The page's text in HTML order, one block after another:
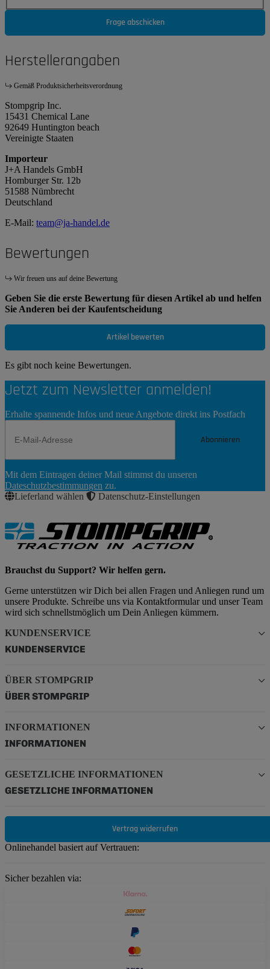
Frage abschicken
Herstellerangaben
Gemäß Produktsicherheitsverordnung
Stompgrip Inc.
15431 Chemical Lane
92649 Huntington beach
Vereinigte Staaten
Importeur
J+A Handels GmbH
Homburger Str. 12b
51588 Nümbrecht
Deutschland
E-Mail: team@ja-handel.de
Bewertungen
Wir freuen uns auf deine Bewertung
Geben Sie die erste Bewertung für diesen Artikel ab und helfen
Sie Anderen bei der Kaufentscheidung
Artikel bewerten
Es gibt noch keine Bewertungen.
Jetzt zum Newsletter anmelden!
Erhalte spannende Infos und neue Angebote direkt ins Postfach
Abonnieren
Abonnieren
Mit dem Eintragen deiner Mail stimmst du unseren
Dateschutzbestimmungen zu.
Lieferland wählen
Datenschutz-Einstellungen
Brauchst du Support? Wir helfen gern.
Gerne unterstützen wir Dich bei allen Fragen und Anliegen rund um
unsere Produkte. Schreibe uns via Kontaktformular und unser Team
wird sich schnellstmöglich um Dein Anliegen kümmern.
KUNDENSERVICE
KUNDENSERVICE
ÜBER STOMPGRIP
ÜBER STOMPGRIP
INFORMATIONEN
INFORMATIONEN
GESETZLICHE INFORMATIONEN
GESETZLICHE INFORMATIONEN
Vertrag widerrufen
Onlinehandel basiert auf Vertrauen:
Sicher bezahlen via: